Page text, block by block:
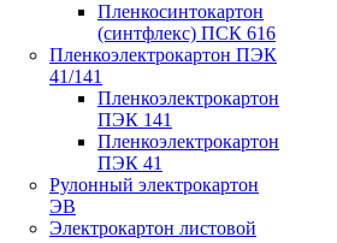
Пленкосинтокартон
(синтфлекс) ПСК 616
Пленкоэлектрокартон ПЭК
41/141
Пленкоэлектрокартон
ПЭК 141
Пленкоэлектрокартон
ПЭК 41
Рулонный электрокартон
ЭВ
Электрокартон листовой